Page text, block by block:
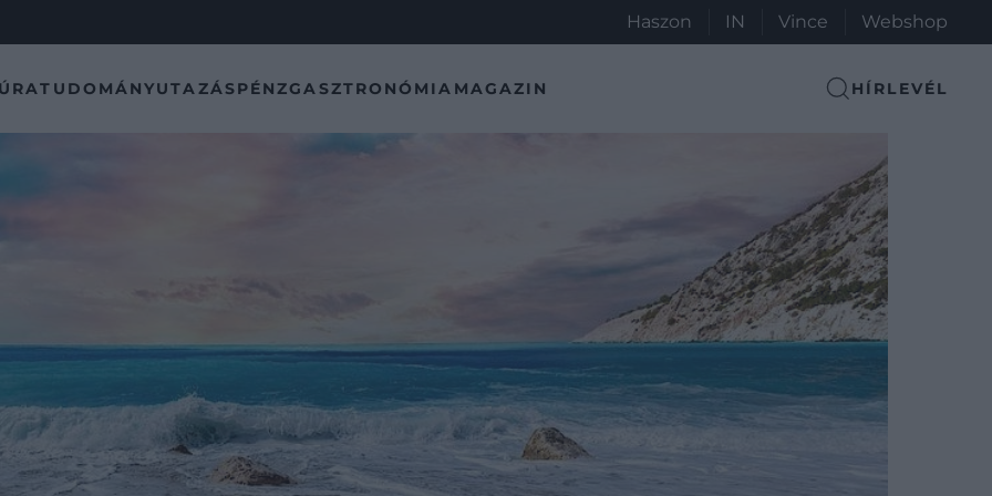
Haszon IN Vince Webshop
TUDOMÁNYUTAZÁSPÉNZGASZTRONÓMIA MAGAZIN HÍRLEVÉL